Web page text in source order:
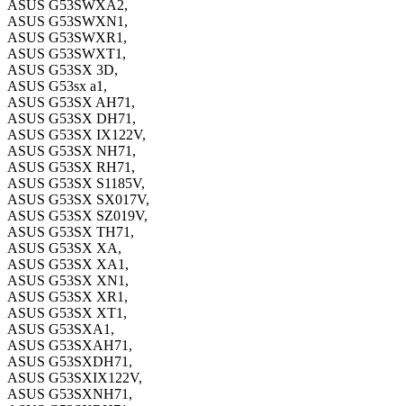
ASUS G53SWXA2,
ASUS G53SWXN1,
ASUS G53SWXR1,
ASUS G53SWXT1,
ASUS G53SX 3D,
ASUS G53sx a1,
ASUS G53SX AH71,
ASUS G53SX DH71,
ASUS G53SX IX122V,
ASUS G53SX NH71,
ASUS G53SX RH71,
ASUS G53SX S1185V,
ASUS G53SX SX017V,
ASUS G53SX SZ019V,
ASUS G53SX TH71,
ASUS G53SX XA,
ASUS G53SX XA1,
ASUS G53SX XN1,
ASUS G53SX XR1,
ASUS G53SX XT1,
ASUS G53SXA1,
ASUS G53SXAH71,
ASUS G53SXDH71,
ASUS G53SXIX122V,
ASUS G53SXNH71,